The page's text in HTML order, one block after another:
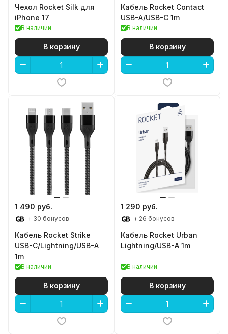
Чехол Rocket Silk для
iPhone 17
В наличии
В корзину
Кабель Rocket Contact
USB-A/USB-C 1m
В наличии
В корзину
1 490 руб.
+ 30 бонусов
Кабель Rocket Strike
USB-C/Lightning/USB-A
1m
В наличии
В корзину
1 290 руб.
+ 26 бонусов
Кабель Rocket Urban
Lightning/USB-A 1m
В наличии
В корзину